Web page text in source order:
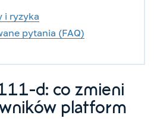
i ryzyka
pytania (FAQ)
d: co zmieni
platform